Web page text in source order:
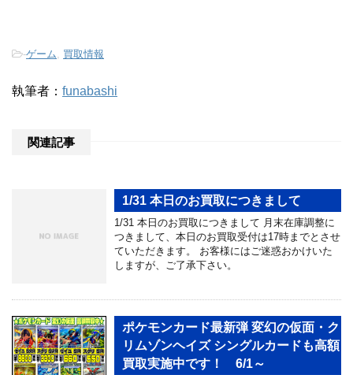
-ゲーム 買取情報
執筆者： funabashi
関連記事
1/31 本日のお買取につきまして
1/31 本日のお買取につきまして 月末在庫調整に
つきまして、本日のお買取受付は17時までとさせ
ていただきます。 お客様にはご迷惑おかけいた
しますが、ご了承下さい。
ポケモンカード最新弾 変幻の仮面・ク
リムゾンヘイズ シングルカードも高額
買取実施中です！ 6/1～